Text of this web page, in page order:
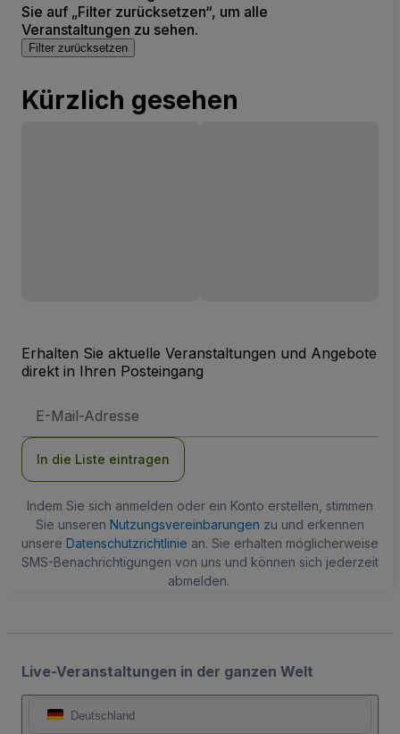
Sie auf „Filter zurücksetzen“, um alle
Veranstaltungen zu sehen.
Filter zurücksetzen
Kürzlich gesehen
Erhalten Sie aktuelle Veranstaltungen und Angebote
direkt in Ihren Posteingang
Mail-
In die Liste eintragen
Indem Sie sich anmelden oder ein Konto erstellen, stimmen
Sie unseren Nutzungsvereinbarungen zu und erkennen
unsere Datenschutzrichtlinie an. Sie erhalten möglicherweise
SMS-Benachrichtigungen von uns und können sich jederzeit
abmelden.
Live-Veranstaltungen in der ganzen Welt
Deutschland